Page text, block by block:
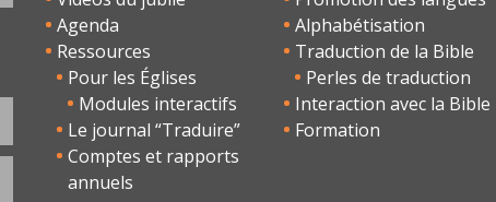
Agenda
Ressources
Pour les Églises
Modules interactifs
Le journal “Traduire”
Comptes et rapports
annuels
Alphabétisation
Traduction de la Bible
Perles de traduction
Interaction avec la Bible
Formation